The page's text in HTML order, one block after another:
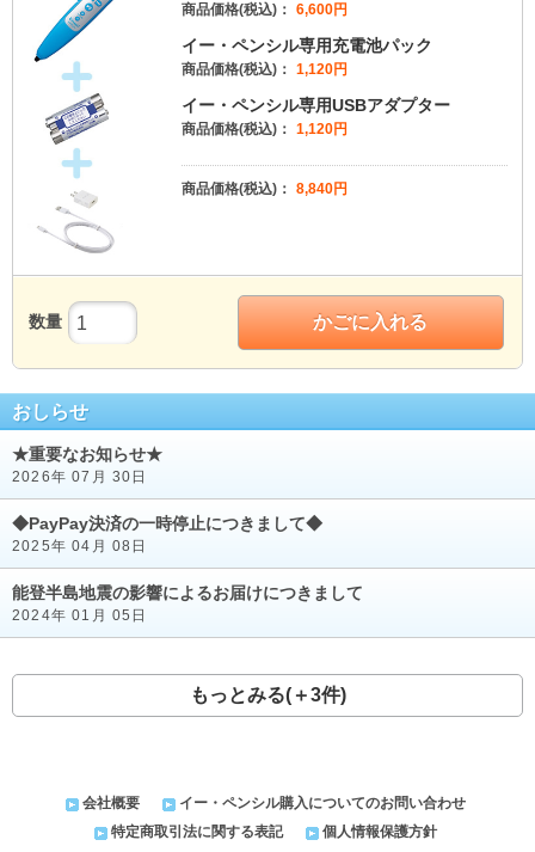
商品価格(税込)： 6,600円
イー・ペンシル専用充電池パック
商品価格(税込)： 1,120円
イー・ペンシル専用USBアダプター
商品価格(税込)： 1,120円
商品価格(税込)： 8,840円
数量 かごに入れる
おしらせ
★重要なお知らせ★
2026年 07月 30日
◆PayPay決済の一時停止につきまして◆
2025年 04月 08日
能登半島地震の影響によるお届けにつきまして
2024年 01月 05日
もっとみる(＋3件)
会社概要
イー・ペンシル購入についてのお問い合わせ
特定商取引法に関する表記
個人情報保護方針